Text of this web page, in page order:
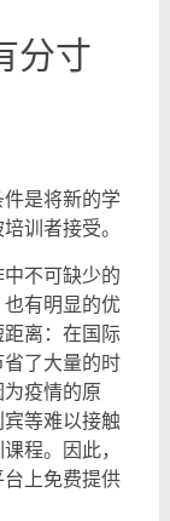
分寸
是将新的学
训者接受。
不可缺少的
有明显的优
离：在国际
了大量的时
疫情的原
等难以接触
程。因此，
上免费提供